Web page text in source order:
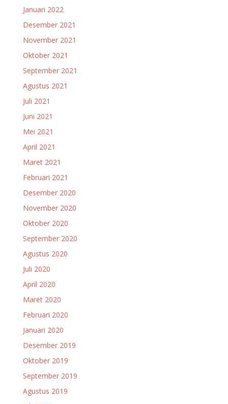
Januari 2022
Desember 2021
November 2021
Oktober 2021
September 2021
Agustus 2021
Juli 2021
Juni 2021
Mei 2021
April 2021
Maret 2021
Februari 2021
Desember 2020
November 2020
Oktober 2020
September 2020
Agustus 2020
Juli 2020
April 2020
Maret 2020
Februari 2020
Januari 2020
Desember 2019
Oktober 2019
September 2019
Agustus 2019